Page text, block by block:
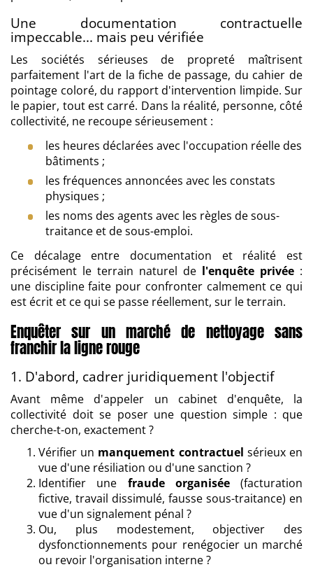
Une documentation contractuelle
impeccable... mais peu vérifiée
Les sociétés sérieuses de propreté maîtrisent
parfaitement l'art de la fiche de passage, du cahier de
pointage coloré, du rapport d'intervention limpide. Sur
le papier, tout est carré. Dans la réalité, personne, côté
collectivité, ne recoupe sérieusement :
les heures déclarées avec l'occupation réelle des
bâtiments ;
les fréquences annoncées avec les constats
physiques ;
les noms des agents avec les règles de sous-
traitance et de sous-emploi.
Ce décalage entre documentation et réalité est
précisément le terrain naturel de l'enquête privée :
une discipline faite pour confronter calmement ce qui
est écrit et ce qui se passe réellement, sur le terrain.
Enquêter sur un marché de nettoyage sans
franchir la ligne rouge
1. D'abord, cadrer juridiquement l'objectif
Avant même d'appeler un cabinet d'enquête, la
collectivité doit se poser une question simple : que
cherche-t-on, exactement ?
Vérifier un manquement contractuel sérieux en
vue d'une résiliation ou d'une sanction ?
Identifier une fraude organisée(facturation
fictive, travail dissimulé, fausse sous-traitance) en
vue d'un signalement pénal ?
Ou, plus modestement, objectiver des
dysfonctionnements pour renégocier un marché
ou revoir l'organisation interne ?